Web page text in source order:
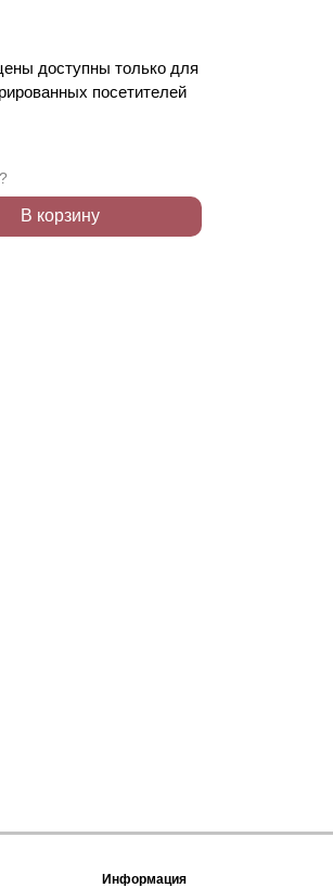
доступны только для
посетителей
В корзину
Информация